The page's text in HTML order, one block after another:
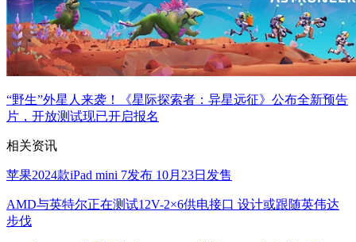
“野生”外星人来袭！《星际探索者：异星远征》公布全新预告
片，开放测试现已开启报名
相关资讯
苹果2024款iPad mini 7发布 10月23日发售
AMD与英特尔正在测试12V-2×6供电接口 设计或跟随英伟达
步伐